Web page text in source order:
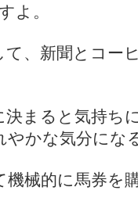
よ。
、新聞とコー
まると気持ち
やかな気分にな
機械的に馬券を